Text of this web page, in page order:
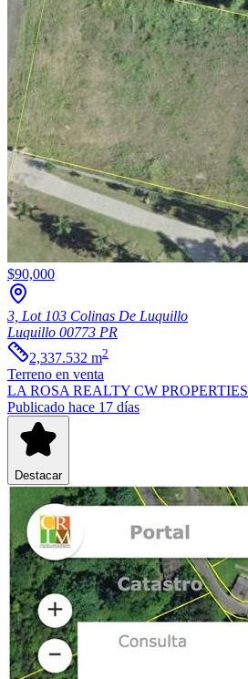
$90,000
3, Lot 103 Colinas De Luquillo
Luquillo 00773 PR
2,337.532 m2
Terreno en venta
LA ROSA REALTY CW PROPERTIES
Publicado hace 17 días
Destacar